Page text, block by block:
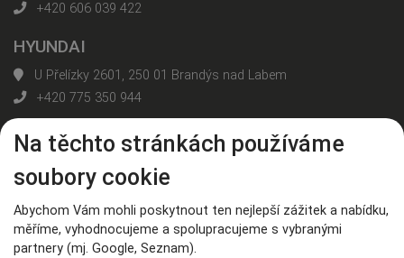
+420 606 039 422
HYUNDAI
U Přelízky 2601, 250 01 Brandýs nad Labem
+420 775 350 944
Všechny kontakty
© AUTO KOUT CENTRUM, spol. s r. o.
Na těchto stránkách používáme
soubory cookie
Abychom Vám mohli poskytnout ten nejlepší zážitek a nabídku,
měříme, vyhodnocujeme a spolupracujeme s vybranými
partnery (mj. Google, Seznam).